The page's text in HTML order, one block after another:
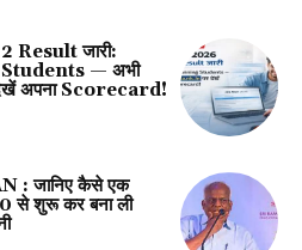
जारी:
— अभी
अपना Scorecard!
: जानिए कैसे एक
से शुरू कर बना ली